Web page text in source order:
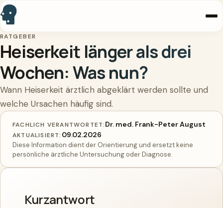
Startseite
Praxis
Leistungen
Arzt
Kontakt
RATGEBER
Heiserkeit länger als drei
Wochen: Was nun?
Wann Heiserkeit ärztlich abgeklärt werden sollte und
welche Ursachen häufig sind.
FACHLICH VERANTWORTET:Dr. med. Frank-Peter August
AKTUALISIERT: 09.02.2026
Diese Information dient der Orientierung und ersetzt keine
persönliche ärztliche Untersuchung oder Diagnose.
Kurzantwort